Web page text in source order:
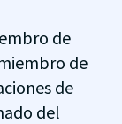
de
de
de
del